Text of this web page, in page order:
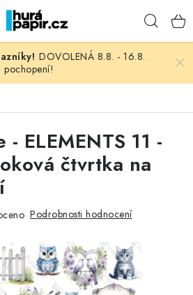
DOVOLENÁ 8.8. - 16.8.
ELEMENTS 11 -
čtvrtka na
Podrobnosti hodnocení